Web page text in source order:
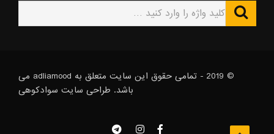
© 2019 - تمامی حقوق این سایت متعلق به adliamood می
باشد. طراحی سایت سوادکوهی